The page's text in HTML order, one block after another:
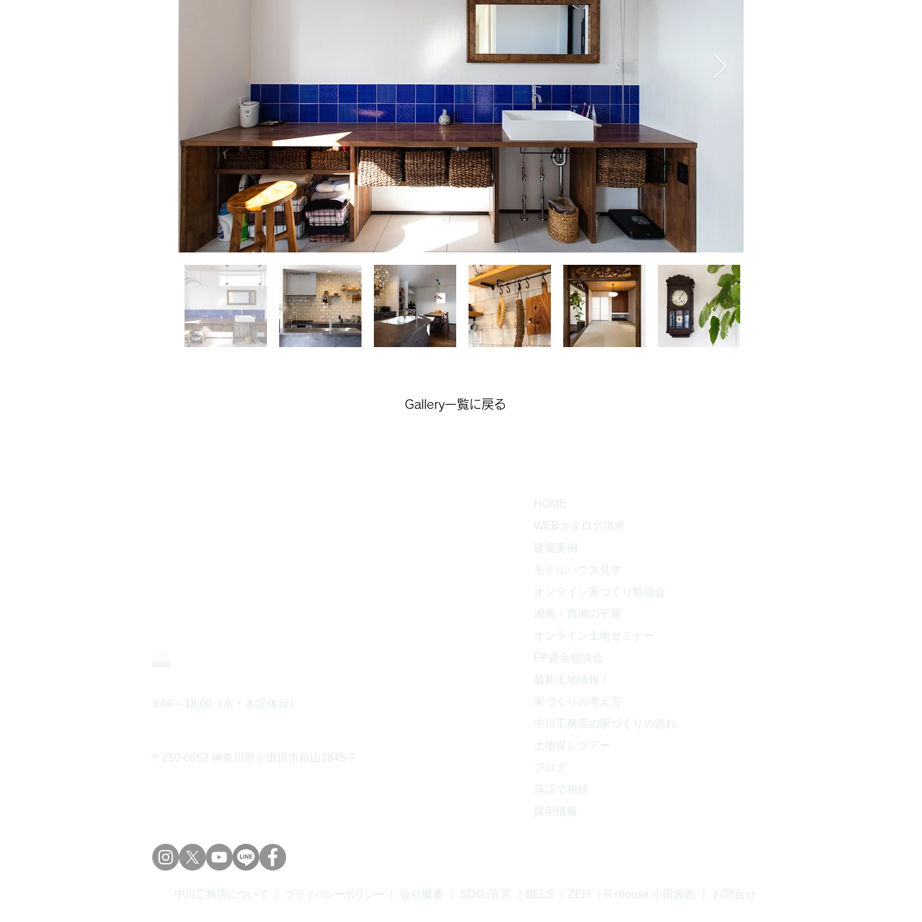
Gallery一覧に戻る
9:00～18:00（水・木定休日）
〒250-0852 神奈川県小田原市栢山2845-7
HOME
WEBカタログ請求
建築実例
モデルハウス見学
オンライン家づくり勉強会
湘南・西湘の平屋
オンライン土地セミナー
​FP資金相談会
最新土地情報！
家づくりの考え方
中川工務店の家づくりの流れ
土地探しツアー
ブログ
落語で相続
採用情報
中川工務店について プライバシーボリシー 会社概要 SDGs宣言 BELS ZEH R+house 小田原西 お問合せ